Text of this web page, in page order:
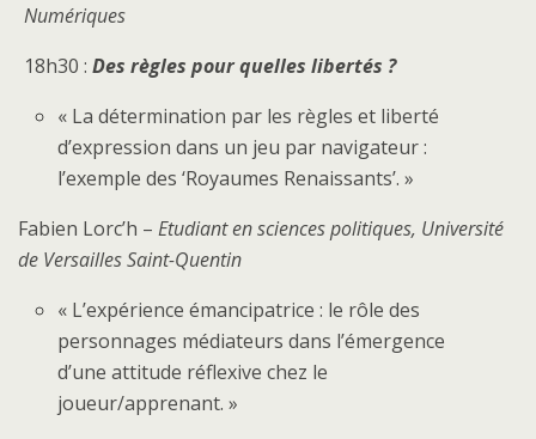
Numériques
18h30 : Des règles pour quelles libertés ?
« La détermination par les règles et liberté
d’expression dans un jeu par navigateur :
l’exemple des ‘Royaumes Renaissants’. »
Fabien Lorc’h – Etudiant en sciences politiques, Université
de Versailles Saint-Quentin
« L’expérience émancipatrice : le rôle des
personnages médiateurs dans l’émergence
d’une attitude réflexive chez le
joueur/apprenant. »